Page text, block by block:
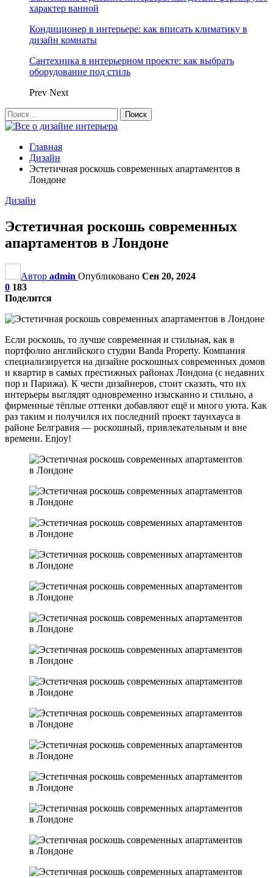
характер ванной
Кондиционер в интерьере: как вписать климатику в
дизайн комнаты
Сантехника в интерьерном проекте: как выбрать
оборудование под стиль
Prev Next
Главная
Дизайн
Эстетичная роскошь современных апартаментов в
Лондоне
Дизайн
Эстетичная роскошь современных
апартаментов в Лондоне
Автор admin Опубликовано Сен 20, 2024
0 183
Поделится
Если роскошь, то лучше современная и стильная, как в
портфолио английского студии Banda Property. Компания
специализируется на дизайне роскошных современных домов
и квартир в самых престижных районах Лондона (с недавних
пор и Парижа). К чести дизайнеров, стоит сказать, что их
интерьеры выглядят одновременно изысканно и стильно, а
фирменные тёплые оттенки добавляют ещё и много уюта. Как
раз таким и получился их последний проект таунхауса в
районе Белгравия — роскошный, привлекательным и вне
времени. Enjoy!